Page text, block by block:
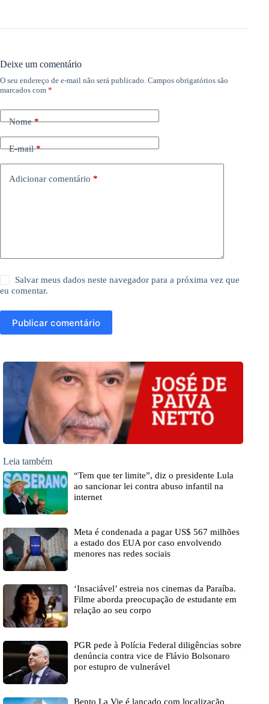
Deixe um comentário
O seu endereço de e-mail não será publicado. Campos obrigatórios são
marcados com *
Nome*
E-mail*
Adicionar comentário *
Salvar meus dados neste navegador para a próxima vez que
eu comentar.
Publicar comentário
Leia também
“Tem que ter limite”, diz o presidente Lula
ao sancionar lei contra abuso infantil na
internet
Meta é condenada a pagar US$ 567 milhões
a estado dos EUA por caso envolvendo
menores nas redes sociais
‘Insaciável’ estreia nos cinemas da Paraíba.
Filme aborda preocupação de estudante em
relação ao seu corpo
PGR pede à Polícia Federal diligências sobre
denúncia contra vice de Flávio Bolsonaro
por estupro de vulnerável
Bento La Vie é lançado com localização